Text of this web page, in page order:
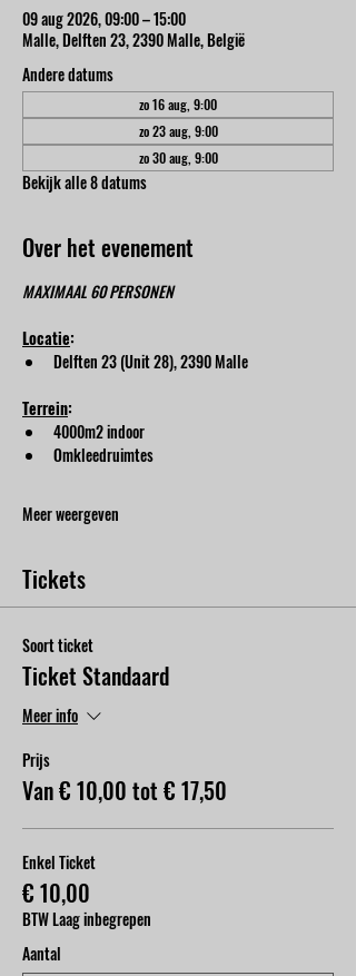
09 aug 2026, 09:00 – 15:00
Malle, Delften 23, 2390 Malle, België
Andere datums
zo 16 aug, 9:00
zo 23 aug, 9:00
zo 30 aug, 9:00
Bekijk alle 8 datums
Over het evenement
MAXIMAAL 60 PERSONEN
Locatie:
Delften 23 (Unit 28), 2390 Malle
Terrein:
4000m2 indoor
Omkleedruimtes
Meer weergeven
Tickets
Soort ticket
Ticket Standaard
Meer info
Prijs
Van € 10,00 tot € 17,50
Enkel Ticket
€ 10,00
BTW Laag inbegrepen
Aantal